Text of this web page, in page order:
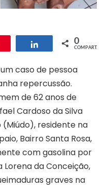
Compartilhar
0
COMPART.
caso de pessoa
repercussão.
de 62 anos de
Cardoso da Silva
residente na
Bairro Santa Rosa,
com gasolina por
da Conceição,
graves na